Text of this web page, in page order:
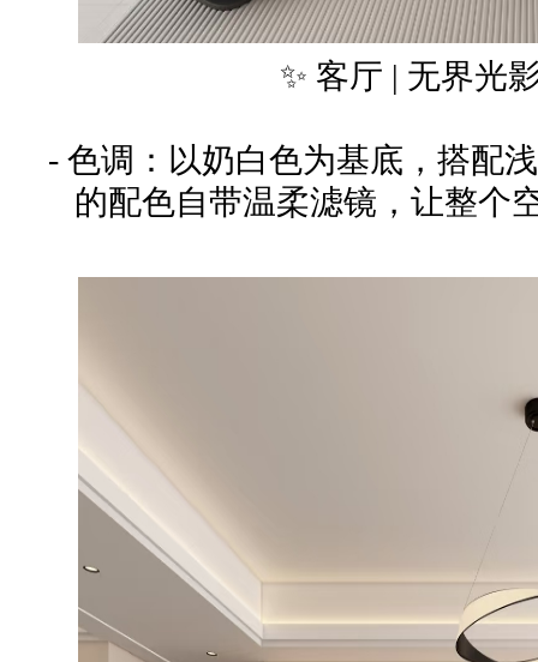
✨ 客厅 | 无界光
- 色调：以奶白色为基底，搭配
的配色自带温柔滤镜，让整个